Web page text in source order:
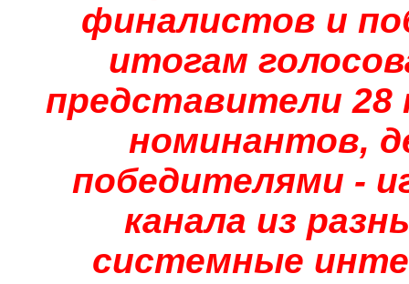
финалистов и
итогам
представители 28
номинантов,
победителями -
канала из
системные